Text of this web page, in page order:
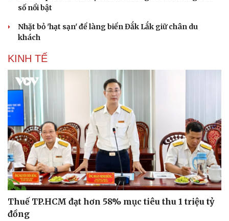
Du lịch
Tư vấn
Săn Tour
check-in
Đọc truyện đêm khuya
Cửa sổ tình yêu
Kể chuyện cho bé
Hạt giống tâm hồn
số nổi bật
Nhặt bỏ 'hạt sạn' để làng biển Đắk Lắk giữ chân du
khách
KINH TẾ
Thuế TP.HCM đạt hơn 58% mục tiêu thu 1 triệu tỷ
đồng